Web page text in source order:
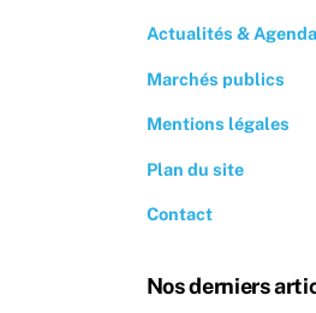
Actualités & Agenda
Marchés publics
Mentions légales
Plan du site
Contact
Nos derniers